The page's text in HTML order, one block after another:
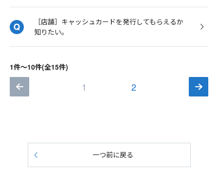
［店舗］キャッシュカードを発行してもらえるか
知りたい。
1件～10件(全15件)
1 2
一つ前に戻る